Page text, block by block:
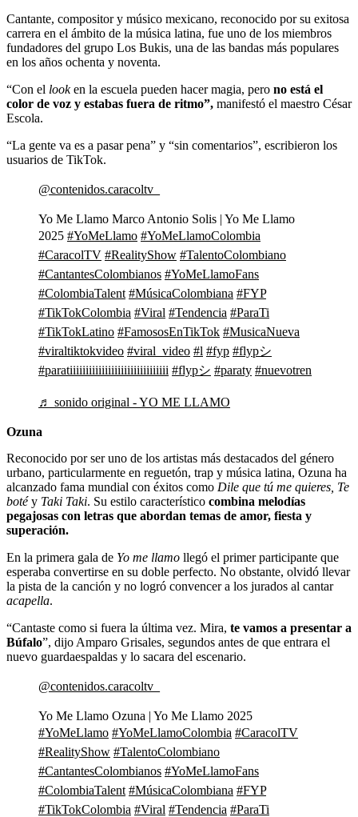
Cantante, compositor y músico mexicano, reconocido por su exitosa
carrera en el ámbito de la música latina, fue uno de los miembros
fundadores del grupo Los Bukis, una de las bandas más populares
en los años ochenta y noventa.
“Con el looken la escuela pueden hacer magia, pero no está el
color de voz y estabas fuera de ritmo”, manifestó el maestro César
Escola.
“La gente va es a pasar pena” y “sin comentarios”, escribieron los
usuarios de TikTok.
@contenidos.caracoltv_
Yo Me Llamo Marco Antonio Solis | Yo Me Llamo
2025 #YoMeLlamo #YoMeLlamoColombia
#CaracolTV #RealityShow #TalentoColombiano
#CantantesColombianos #YoMeLlamoFans
#ColombiaTalent #MúsicaColombiana #FYP
#TikTokColombia #Viral #Tendencia #ParaTi
#TikTokLatino #FamososEnTikTok #MusicaNueva
#viraltiktokvideo #viral_video #l #fyp #flypシ
#paratiiiiiiiiiiiiiiiiiiiiiiiiiiiiiii #flypシ #paraty #nuevotren
♬ sonido original - YO ME LLAMO
Ozuna
Reconocido por ser uno de los artistas más destacados del género
urbano, particularmente en reguetón, trap y música latina, Ozuna ha
alcanzado fama mundial con éxitos como Dile que tú me quieres, Te
botéy Taki Taki. Su estilo característico combina melodías
pegajosas con letras que abordan temas de amor, fiesta y
superación.
En la primera gala de Yo me llamo llegó el primer participante que
esperaba convertirse en su doble perfecto. No obstante, olvidó llevar
la pista de la canción y no logró convencer a los jurados al cantar
acapella.
“Cantaste como si fuera la última vez. Mira, te vamos a presentar a
Búfalo”, dijo Amparo Grisales, segundos antes de que entrara el
nuevo guardaespaldas y lo sacara del escenario.
@contenidos.caracoltv_
Yo Me Llamo Ozuna | Yo Me Llamo 2025
#YoMeLlamo #YoMeLlamoColombia #CaracolTV
#RealityShow #TalentoColombiano
#CantantesColombianos #YoMeLlamoFans
#ColombiaTalent #MúsicaColombiana #FYP
#TikTokColombia #Viral #Tendencia #ParaTi